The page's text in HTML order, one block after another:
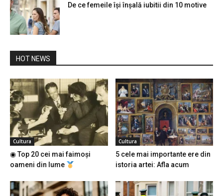
De ce femeile își înșală iubitii din 10 motive
HOT NEWS
Cultura
◉ Top 20 cei mai faimoși
oameni din lume
Cultura
5 cele mai importante ere din
istoria artei: Afla acum